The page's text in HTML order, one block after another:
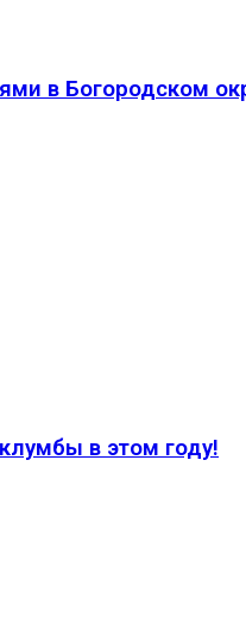
в Богородском
в этом году!